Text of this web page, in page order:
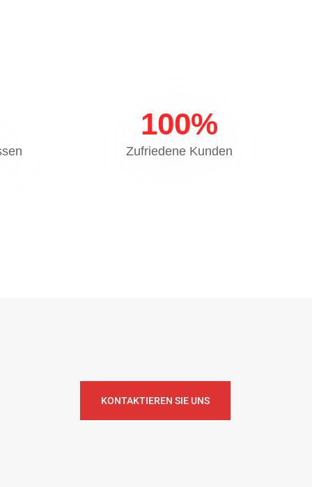
100%
Zufriedene Kunden
KONTAKTIEREN SIE UNS